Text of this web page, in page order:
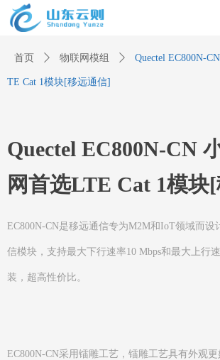
首页 ꄲ 物联网模组 ꄲ Quectel EC800N-
TE Cat 1模块[移远通信]
Quectel EC800N-CN
网首选LTE Cat 1模块
EC800N-CN是移远通信专为M2M和IoT领域而设
信模块，支持最大下行速率10 Mbps和最大上行
装，超高性价比。
EC800N-CN采用镭雕工艺，镭雕工艺具有外观更